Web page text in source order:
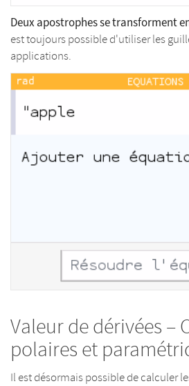
Deux apostrophes se transforment
est toujours possible d'utiliser les
applications.
Valeur de dérivées –
polaires et
Il est désormais possible de calculer